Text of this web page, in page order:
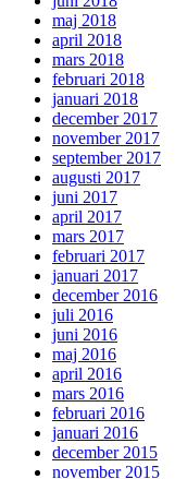
maj 2018
april 2018
mars 2018
februari 2018
januari 2018
december 2017
november 2017
september 2017
augusti 2017
juni 2017
april 2017
mars 2017
februari 2017
januari 2017
december 2016
juli 2016
juni 2016
maj 2016
april 2016
mars 2016
februari 2016
januari 2016
december 2015
november 2015